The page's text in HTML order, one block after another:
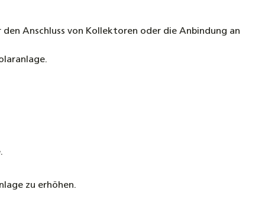
Sonnenkollektor Linuo Ritter P-G/0.8-
Anschluss von Kollektoren oder die Anbindung an
zu erhöhen.